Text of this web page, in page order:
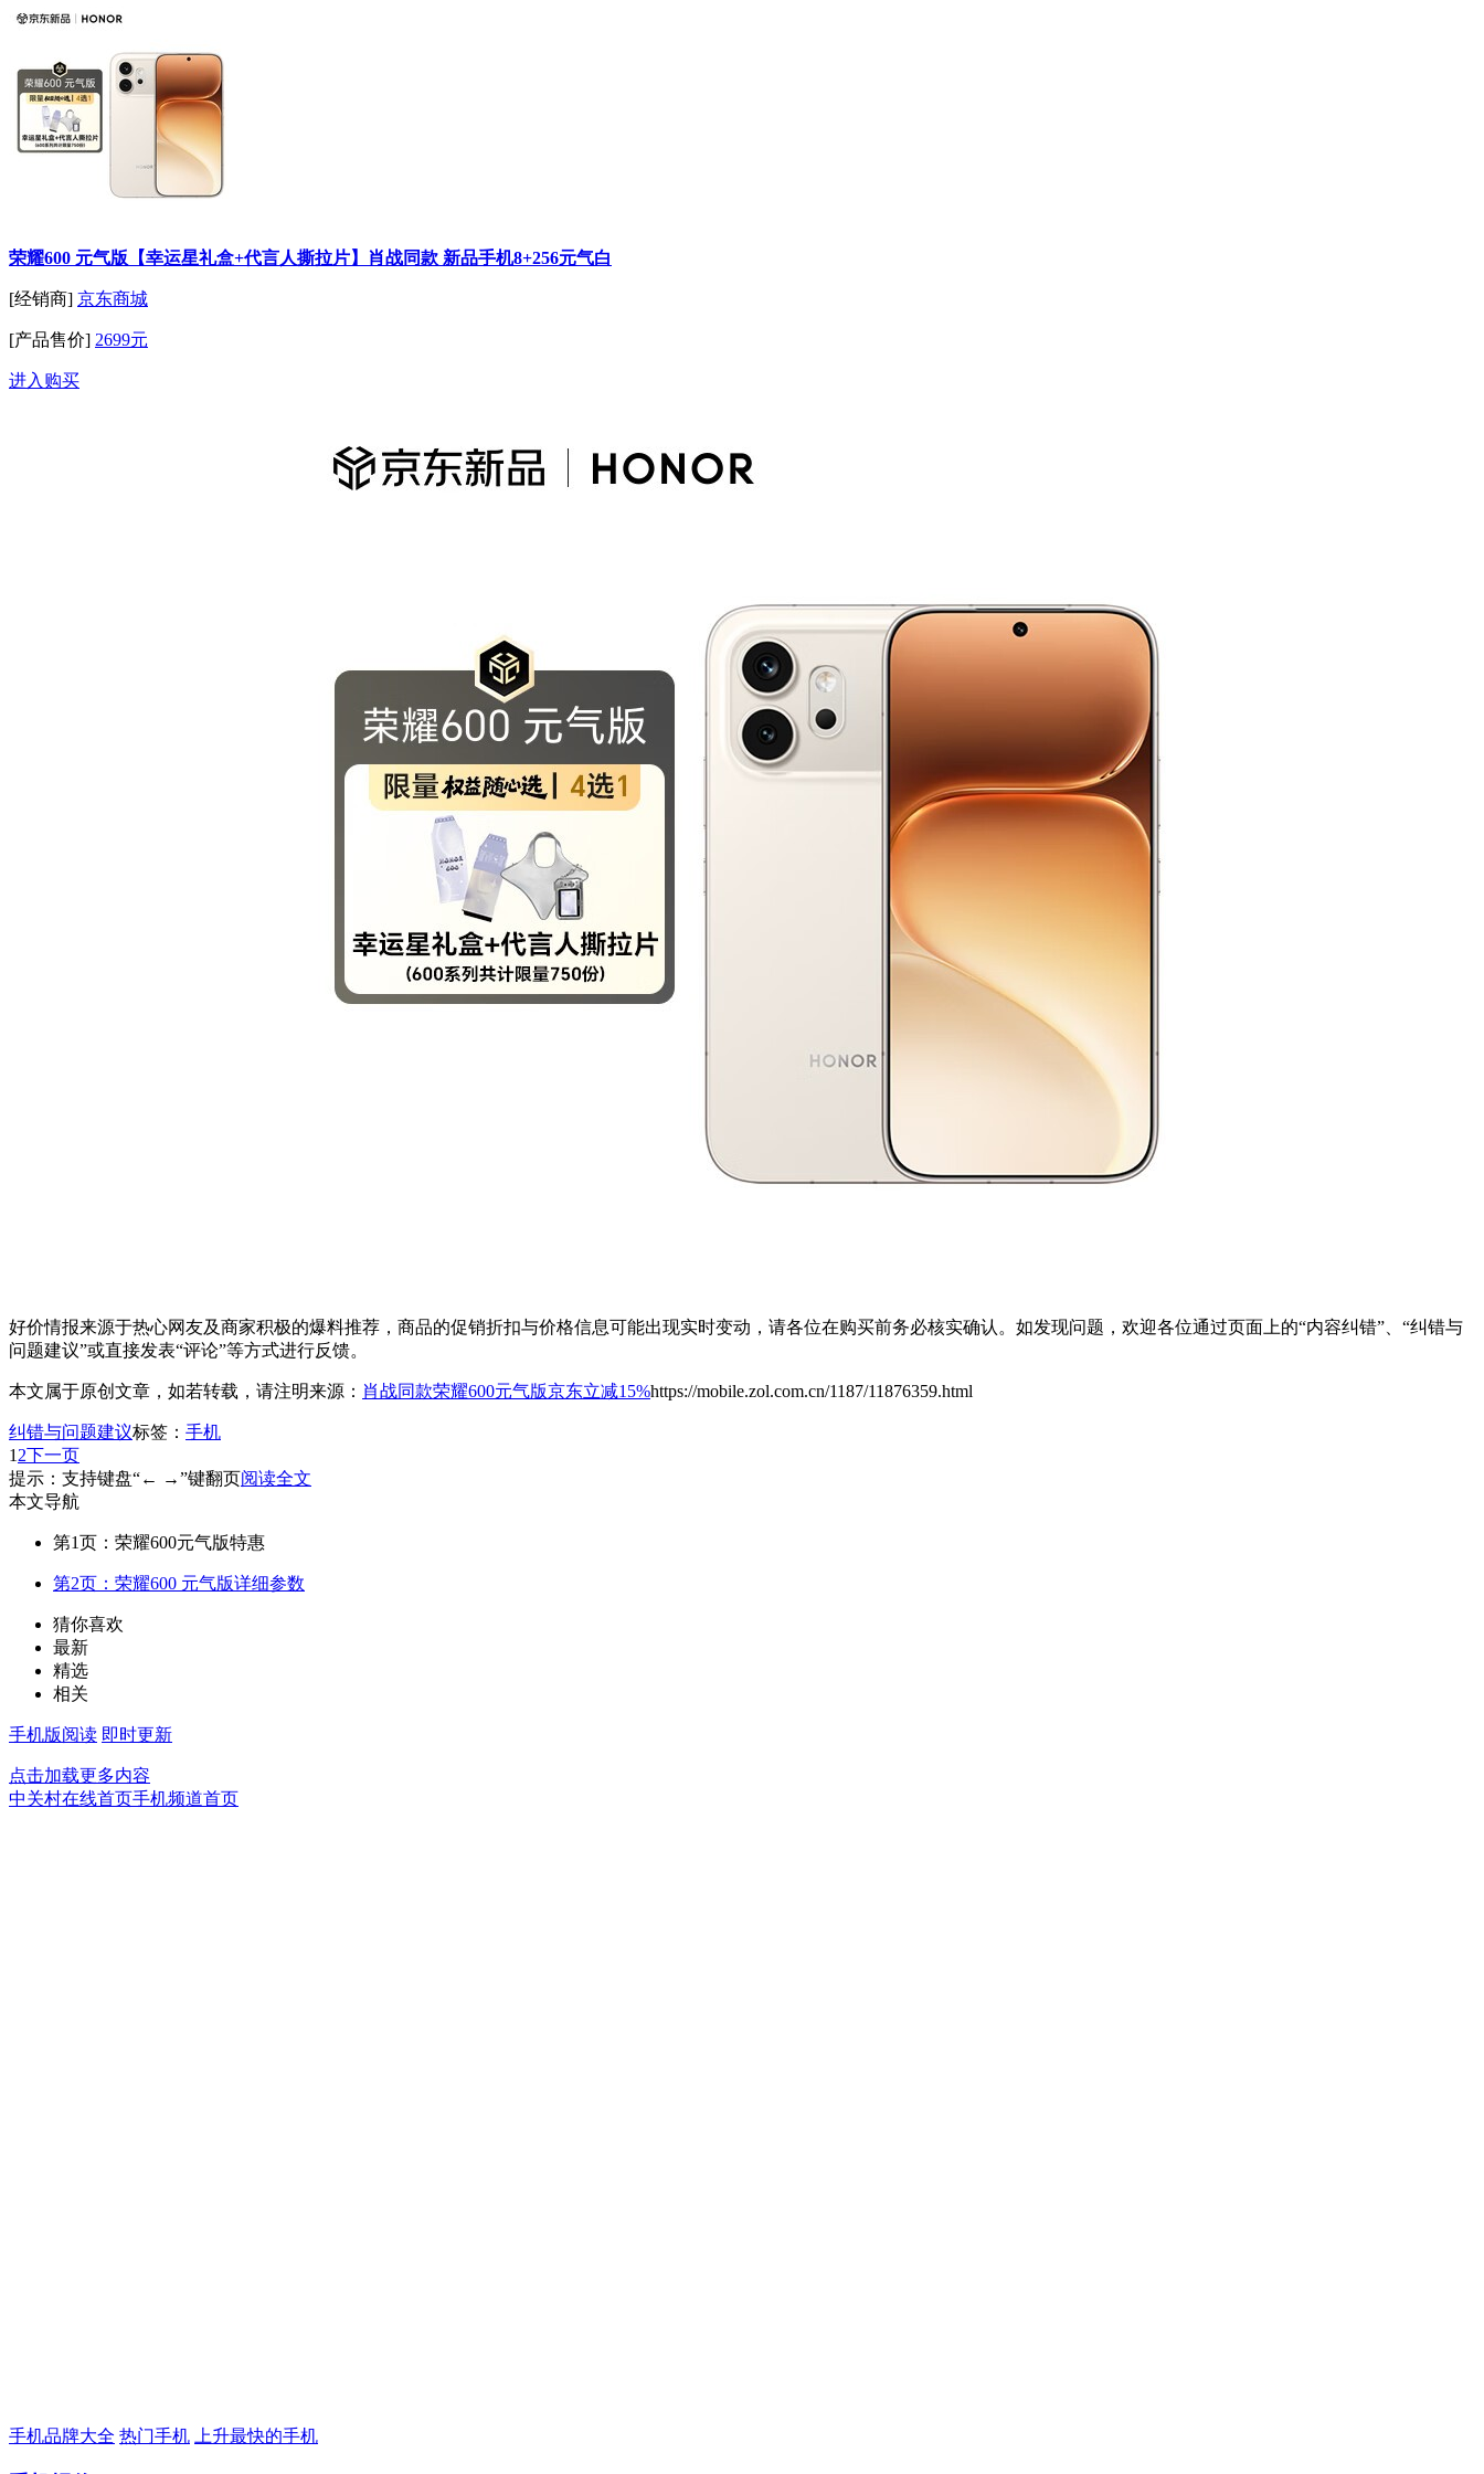
荣耀600 元气版【幸运星礼盒+代言人撕拉片】肖战同款 新品手机8+256元气白
[经销商] 京东商城
[产品售价] 2699元
进入购买
好价情报来源于热心网友及商家积极的爆料推荐，商品的促销折扣与价格信息可能出现实时变动，请各位在购买前务必核实确认。如发现问题，欢迎各位通过页面上的“内容纠错”、“纠错与
问题建议”或直接发表“评论”等方式进行反馈。
本文属于原创文章，如若转载，请注明来源： 肖战同款荣耀600元气版京东立减15%https://mobile.zol.com.cn/1187/11876359.html
纠错与问题建议标签： 手机
1 2下一页
提示：支持键盘“← →”键翻页阅读全文
本文导航
第1页：荣耀600元气版特惠
第2页：荣耀600 元气版详细参数
猜你喜欢
最新
精选
相关
手机版阅读 即时更新
点击加载更多内容
中关村在线首页手机频道首页
手机品牌大全 热门手机 上升最快的手机